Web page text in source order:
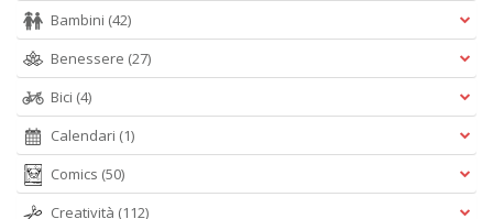
Bambini (42)
Benessere (27)
Bici (4)
Calendari (1)
Comics (50)
Creatività (112)